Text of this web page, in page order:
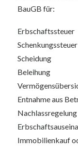
BauGB für:
Erbschaftssteuer
Schenkungssteuer
Scheidung
Beleihung
Entnahme aus
Nachlassregelung
Immobilienkauf